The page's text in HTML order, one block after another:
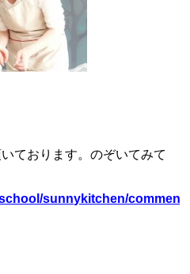
ております。のぞいてみて
sunnykitchen/comment